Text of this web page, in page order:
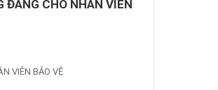
ĐÁNG CHO NHÂN VIÊN
VIÊN BẢO VỆ